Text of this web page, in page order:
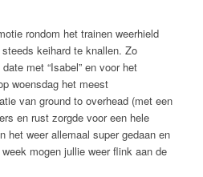
rondom het trainen weerhield
keihard te knallen. Zo
met “Isabel” en voor het
woensdag het meest
van ground to overhead (met een
en rust zorgde voor een hele
het weer allemaal super gedaan en
mogen jullie weer flink aan de